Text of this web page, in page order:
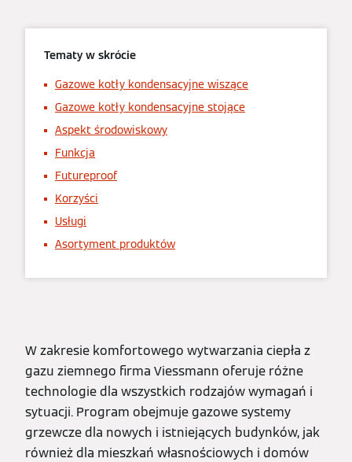
Tematy w skrócie
Gazowe kotły kondensacyjne wiszące
Gazowe kotły kondensacyjne stojące
Aspekt środowiskowy
Funkcja
Futureproof
Korzyści
Usługi
Asortyment produktów
W zakresie komfortowego wytwarzania ciepła z
gazu ziemnego firma Viessmann oferuje różne
technologie dla wszystkich rodzajów wymagań i
sytuacji. Program obejmuje gazowe systemy
grzewcze dla nowych i istniejących budynków, jak
również dla mieszkań własnościowych i domów